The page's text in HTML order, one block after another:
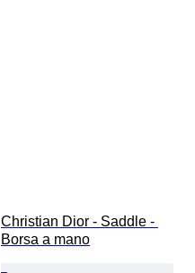
Christian Dior - Saddle -
Borsa a mano